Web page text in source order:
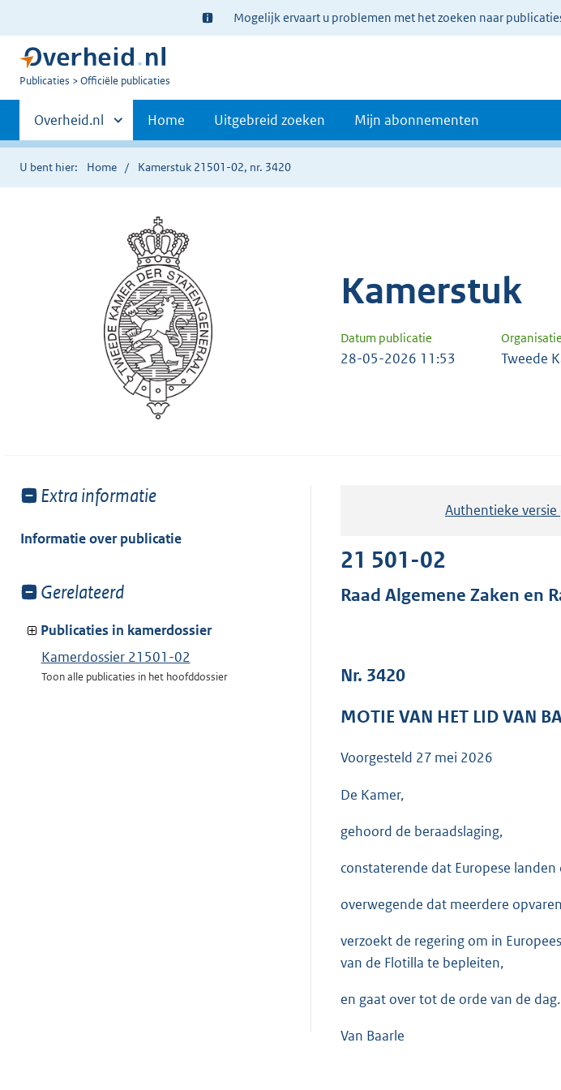
Ter
informatie:
Mogelijk ervaart u problemen met het zoeken naar
U
Publicaties Officiële publicaties
Primaire
navigatie
Andere
sites
binnen
Overheid.nl Home Uitgebreid zoeken Mijn abonnementen
U bent hier: Home Kamerstuk 21501-02, nr. 3420
Kamerstuk
Datum publicatie Organisatie
28-05-2026 11:53 Tweede
Toon
van:
Extra informatie
Informatie over publicatie
Toon
van:
Gerelateerd
Publicaties in kamerdossier
Kamerdossier 21501-02
Toon alle publicaties in het hoofddossier
Authentieke versie
21 501-02
Raad Algemene Zaken en
Nr. 3420
MOTIE VAN HET LID VAN
Voorgesteld 27 mei 2026
De Kamer,
gehoord de beraadslaging,
constaterende dat Europese
overwegende dat meerdere
verzoekt de regering om in
van de Flotilla te bepleiten,
en gaat over tot de orde van de dag.
Van Baarle